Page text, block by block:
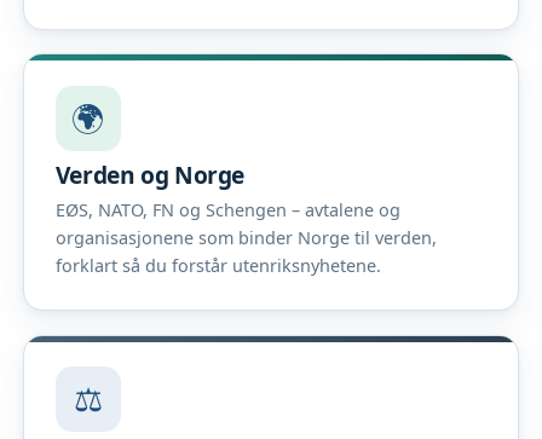
🌍
Verden og Norge
EØS, NATO, FN og Schengen – avtalene og
organisasjonene som binder Norge til verden,
forklart så du forstår utenriksnyhetene.
⚖️